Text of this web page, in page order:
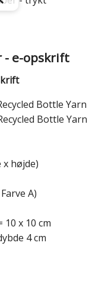
- e-opskrift
Bottle Yarn
Bottle Yarn
x højde)
A)
x 10 cm
4 cm